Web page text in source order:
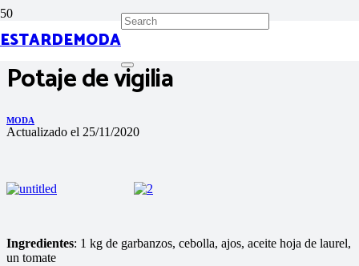
ESTARDEMODA
Potaje de vigilia
MODA
Actualizado el 25/11/2020
Ingredientes: 1 kg de garbanzos, cebolla, ajos, aceite hoja de laurel,
un tomate